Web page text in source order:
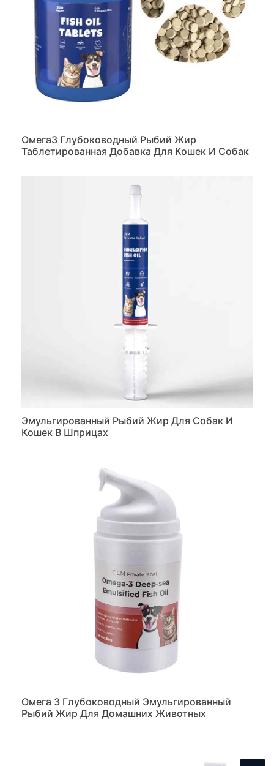
Омега3 Глубоководный Рыбий Жир
Таблетированная Добавка Для Кошек И Собак
Эмульгированный Рыбий Жир Для Собак И
Кошек В Шприцах
Омега 3 Глубоководный Эмульгированный
Рыбий Жир Для Домашних Животных